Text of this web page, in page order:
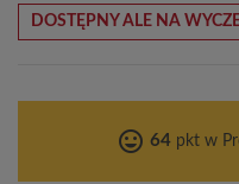
DOSTĘPNY ALE NA
tag_faces 64 pkt w